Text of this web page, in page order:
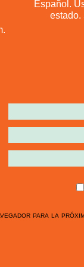
Español.
estado.
para la